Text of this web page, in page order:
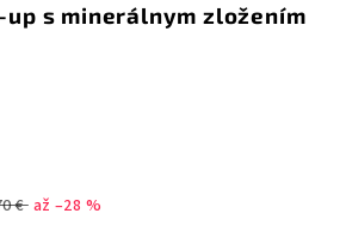
up s minerálnym zložením
€ až –28 %